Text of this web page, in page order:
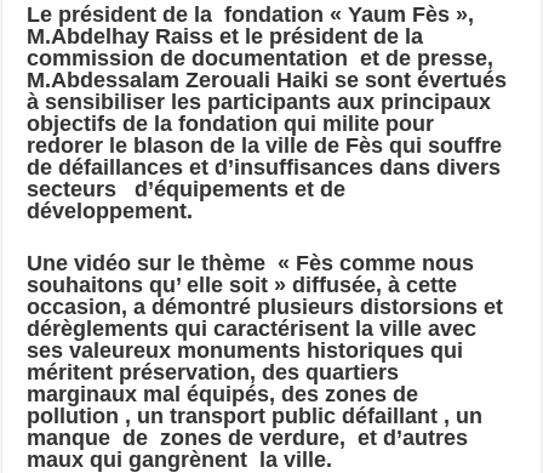
Le président de la fondation « Yaum Fès »,
M.Abdelhay Raiss et le président de la
commission de documentation et de presse,
M.Abdessalam Zerouali Haiki se sont évertués
à sensibiliser les participants aux principaux
objectifs de la fondation qui milite pour
redorer le blason de la ville de Fès qui souffre
de défaillances et d’insuffisances dans divers
secteurs d’équipements et de
développement.
Une vidéo sur le thème « Fès comme nous
souhaitons qu’ elle soit » diffusée, à cette
occasion, a démontré plusieurs distorsions et
dérèglements qui caractérisent la ville avec
ses valeureux monuments historiques qui
méritent préservation, des quartiers
marginaux mal équipés, des zones de
pollution , un transport public défaillant , un
manque de zones de verdure, et d’autres
maux qui gangrènent la ville.